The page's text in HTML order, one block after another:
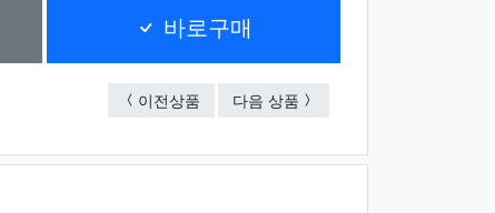
바로구매
이전상품 무광화이트 물티슈 25매
다음 상품 깨끗한 3종 물티슈(3종 섞임